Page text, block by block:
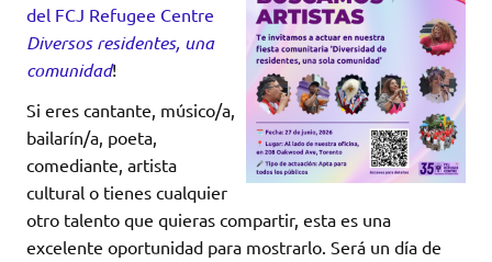
del FCJ Refugee Centre
Diversos residentes, una
comunidad!
Si eres cantante, músico/a,
bailarín/a, poeta,
comediante, artista
cultural o tienes cualquier
otro talento que quieras compartir, esta es una
excelente oportunidad para mostrarlo. Será un día de